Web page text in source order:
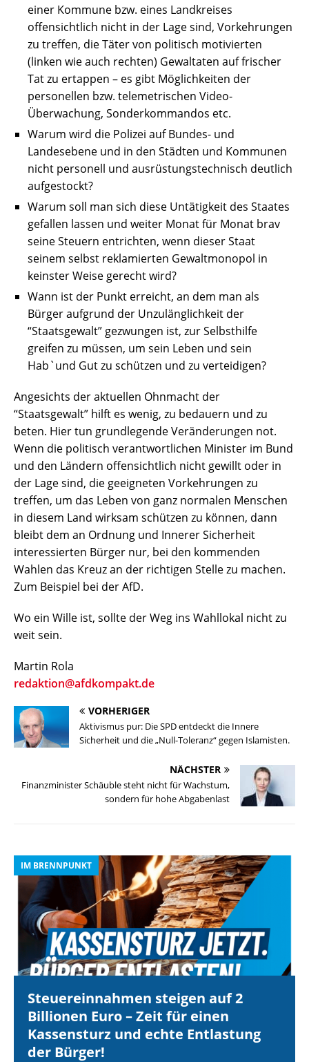
einer Kommune bzw. eines Landkreises
offensichtlich nicht in der Lage sind, Vorkehrungen
zu treffen, die Täter von politisch motivierten
(linken wie auch rechten) Gewaltaten auf frischer
Tat zu ertappen – es gibt Möglichkeiten der
personellen bzw. telemetrischen Video-
Überwachung, Sonderkommandos etc.
Warum wird die Polizei auf Bundes- und
Landesebene und in den Städten und Kommunen
nicht personell und ausrüstungstechnisch deutlich
aufgestockt?
Warum soll man sich diese Untätigkeit des Staates
gefallen lassen und weiter Monat für Monat brav
seine Steuern entrichten, wenn dieser Staat
seinem selbst reklamierten Gewaltmonopol in
keinster Weise gerecht wird?
Wann ist der Punkt erreicht, an dem man als
Bürger aufgrund der Unzulänglichkeit der
“Staatsgewalt” gezwungen ist, zur Selbsthilfe
greifen zu müssen, um sein Leben und sein
Hab`und Gut zu schützen und zu verteidigen?
Angesichts der aktuellen Ohnmacht der
“Staatsgewalt” hilft es wenig, zu bedauern und zu
beten. Hier tun grundlegende Veränderungen not.
Wenn die politisch verantwortlichen Minister im Bund
und den Ländern offensichtlich nicht gewillt oder in
der Lage sind, die geeigneten Vorkehrungen zu
treffen, um das Leben von ganz normalen Menschen
in diesem Land wirksam schützen zu können, dann
bleibt dem an Ordnung und Innerer Sicherheit
interessierten Bürger nur, bei den kommenden
Wahlen das Kreuz an der richtigen Stelle zu machen.
Zum Beispiel bei der AfD.
Wo ein Wille ist, sollte der Weg ins Wahllokal nicht zu
weit sein.
Martin Rola
redaktion@afdkompakt.de
VORHERIGER
Aktivismus pur: Die SPD entdeckt die Innere
Sicherheit und die „Null-Toleranz“ gegen Islamisten.
NÄCHSTER
Finanzminister Schäuble steht nicht für Wachstum,
sondern für hohe Abgabenlast
IM BRENNPUNKT
Steuereinnahmen steigen auf 2
Billionen Euro – Zeit für einen
Kassensturz und echte Entlastung
der Bürger!